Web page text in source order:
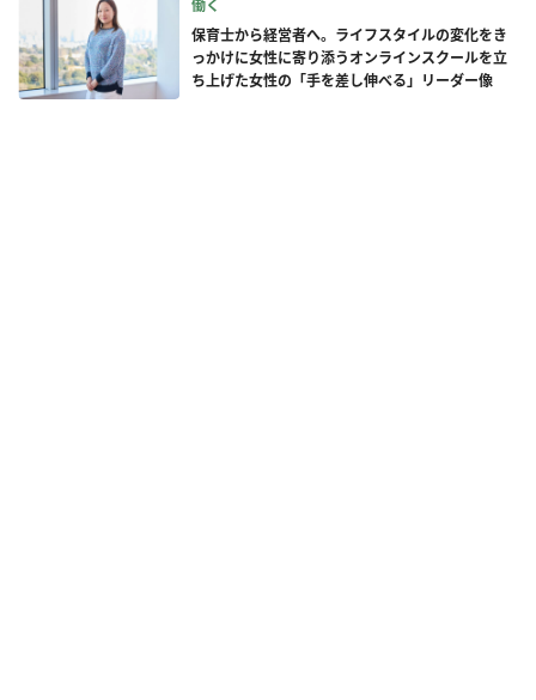
働く
保育士から経営者へ。ライフスタイルの変化をき
っかけに女性に寄り添うオンラインスクールを立
ち上げた女性の「手を差し伸べる」リーダー像